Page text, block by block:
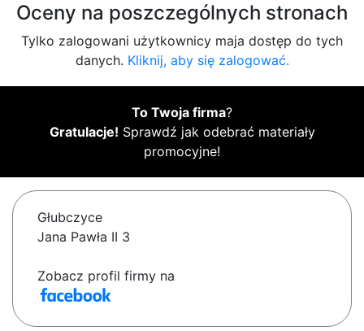
Oceny na poszczególnych stronach
Tylko zalogowani użytkownicy maja dostęp do tych
danych. Kliknij, aby się zalogować.
To Twoja firma?
Gratulacje! Sprawdź jak odebrać materiały
promocyjne!
Głubczyce
Jana Pawła II 3
Zobacz profil firmy na